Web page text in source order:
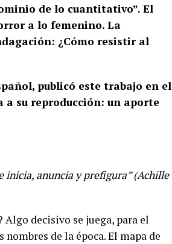
de lo cuantitativo”. El
a lo femenino. La
¿Cómo resistir al
publicó este trabajo en el
su reproducción: un aporte
inicia, anuncia y prefigura” (Achille
decisivo se juega, para el
de la época. El mapa de